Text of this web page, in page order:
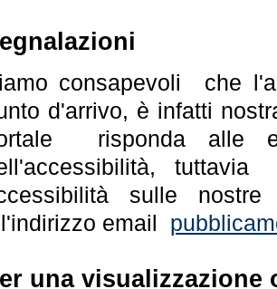
consapevoli che
d'arrivo, è infatti
risponda alle
sulle
email
una visualizzazione